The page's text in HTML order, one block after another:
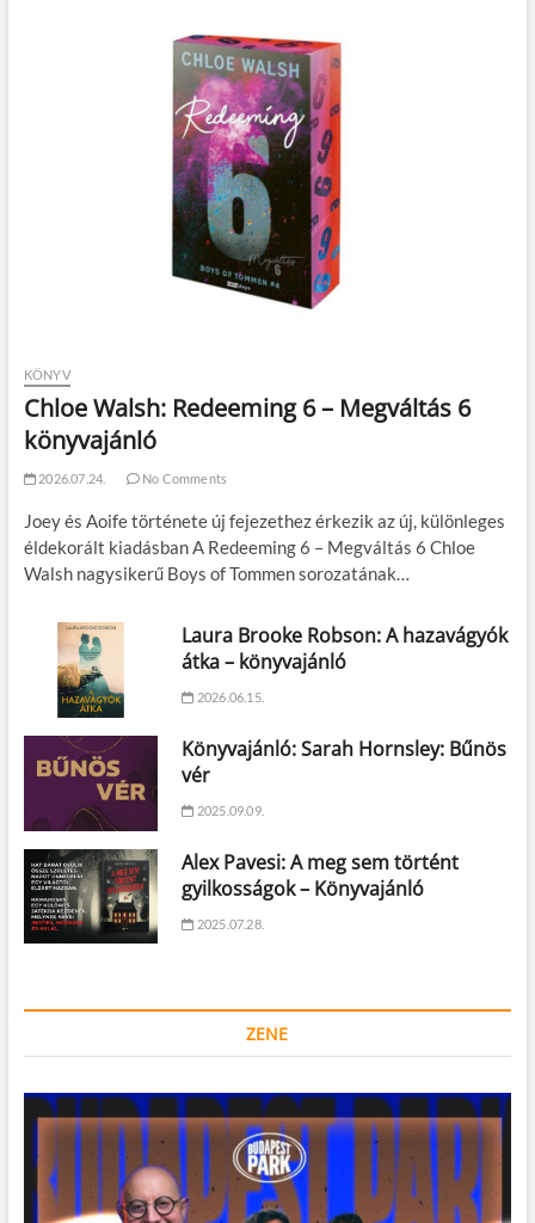
KÖNYV
Chloe Walsh: Redeeming 6 – Megváltás 6
könyvajánló
2026.07.24. No Comments
Joey és Aoife története új fejezethez érkezik az új, különleges
éldekorált kiadásban A Redeeming 6 – Megváltás 6 Chloe
Walsh nagysikerű Boys of Tommen sorozatának…
Laura Brooke Robson: A hazavágyók
átka – könyvajánló
2026.06.15.
Könyvajánló: Sarah Hornsley: Bűnös
vér
2025.09.09.
Alex Pavesi: A meg sem történt
gyilkosságok – Könyvajánló
2025.07.28.
ZENE